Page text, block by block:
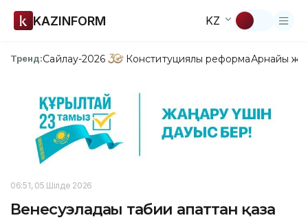
KAZINFORM KZ
Тренд:Сайлау-2026 Конституциялық реформаАрнайы
06:51, 05 Шілде 2026
Венесуэладағы табиғи апаттан қаза